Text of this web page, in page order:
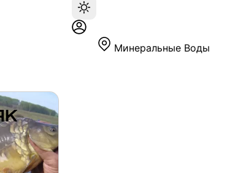
Минеральные Воды